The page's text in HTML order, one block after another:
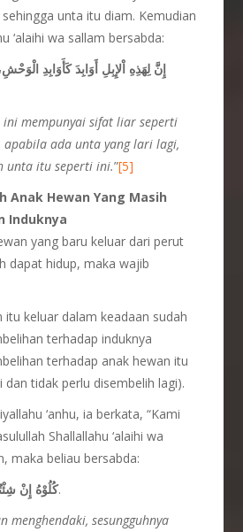
unta itu diam. Kemudian
‘alaihi wa sallam bersabda:
إِنَّ لِهَذِهِ اْلإِبِلِ أَوَابِدَ كَأَوَابِدِ
ini mempunyai sifat liar seperti
ada unta yang lari lagi,
unta itu seperti ini.”[5]
Anak Hewan Yang Masih
Induknya
yang baru keluar dari perut
dapat hidup, maka wajib
itu keluar dalam keadaan sudah
terhadap induknya
terhadap anak hewan itu
dan tidak perlu disembelih lagi).
‘anhu, ia berkata, “Kami
Shallallahu ‘alaihi wa
maka beliau bersabda:
كُلُوْهُ إِنْ.
menghendaki, sesungguhnya